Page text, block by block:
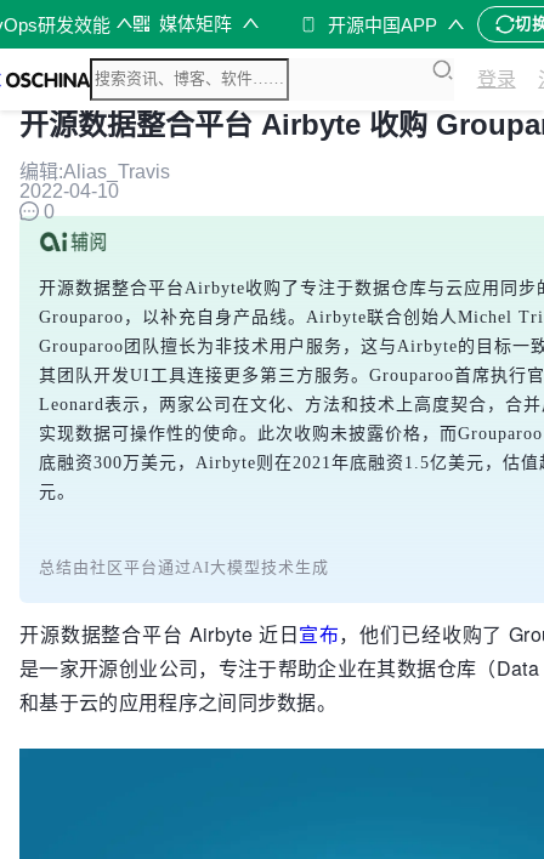
研发效能 媒体矩阵 开源中国APP 切
登录
开源数据整合平台 Airbyte 收购
编辑:Alias_Travis
2022-04-10
0
开源数据整合平台Airbyte收购了专注于数据仓库与云应用同步
Grouparoo，以补充自身产品线。Airbyte联合创始人Michel
Grouparoo团队擅长为非技术用户服务，这与Airbyte的目标一
其团队开发UI工具连接更多第三方服务。Grouparoo首席执行
Leonard表示，两家公司在文化、方法和技术上高度契合，合
实现数据可操作性的使命。此次收购未披露价格，而
底融资300万美元，Airbyte则在2021年底融资1.5亿美元，估值
元。
总结由社区平台通过AI大模型技术生成
开源数据整合平台 Airbyte 近日宣布，他们已经收购了
是一家开源创业公司，专注于帮助企业在其数据仓库（
和基于云的应用程序之间同步数据。